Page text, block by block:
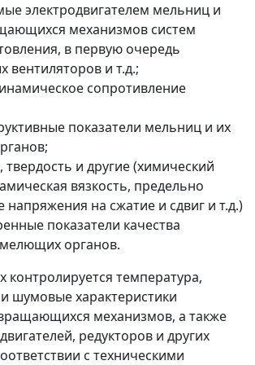
электродвигателем мельниц и
механизмов систем
в первую очередь
вентиляторов и т.д.;
сопротивление
показатели мельниц и их
твердость и другие (химический
вязкость, предельно
напряжения на сжатие и сдвиг и т.д.)
показатели качества
органов.
контролируется температура,
шумовые характеристики
механизмов, а также
редукторов и других
с техническими